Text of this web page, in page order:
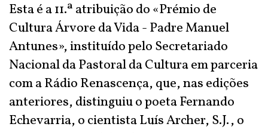
Esta é a 11.ª atribuição do «Prémio de
Cultura Árvore da Vida - Padre Manuel
Antunes», instituído pelo Secretariado
Nacional da Pastoral da Cultura em parceria
com a Rádio Renascença, que, nas edições
anteriores, distinguiu o poeta Fernando
Echevarria, o cientista Luís Archer, S.J., o